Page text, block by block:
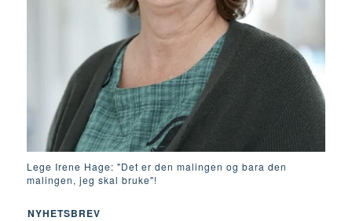
Lege Irene Hage: "Det er den malingen og bara den
malingen, jeg skal bruke"!
NYHETSBREV